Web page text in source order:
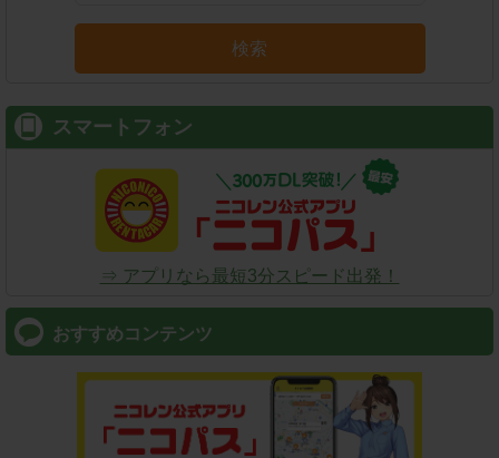
検索
スマートフォン
⇒ アプリなら最短3分スピード出発！
おすすめコンテンツ